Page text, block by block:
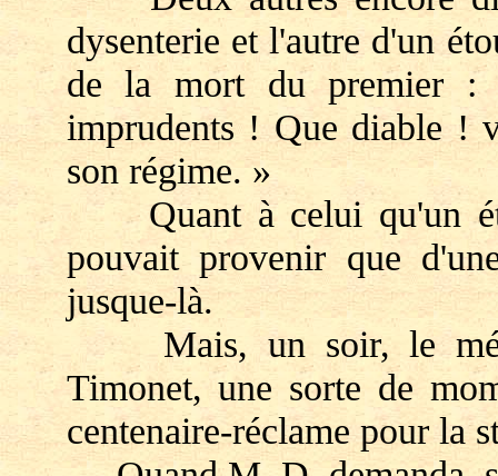
dysenterie et l'autre d'un
de la mort du premier :
imprudents ! Que diable !
son régime. »
Quant à celui qu'un
pouvait provenir que
jusque-là.
Mais, un soir, le
Timonet, une sorte de
centenaire-réclame pour la